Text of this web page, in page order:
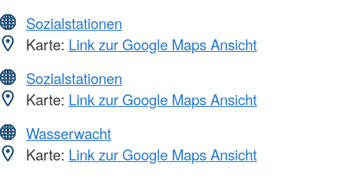
Sozialstationen
Karte: Link zur Google Maps Ansicht
Sozialstationen
Karte: Link zur Google Maps Ansicht
Wasserwacht
Karte: Link zur Google Maps Ansicht